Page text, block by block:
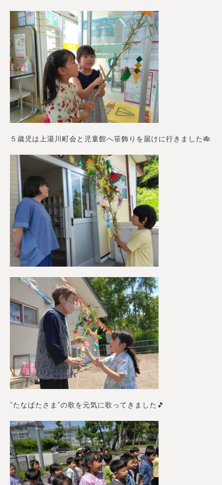
５歳児は上湯川町会と児童館へ笹飾りを届けに行きました🎋
“たなばたさま”の歌を元気に歌ってきました🎵